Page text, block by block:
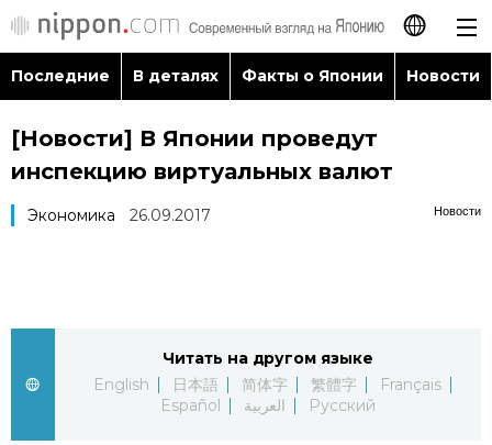
日本語
English
Español
العربية
Последние
Факты о Японии
Новости
Последние В деталях Факты о Японии Новости
[Новости] В Японии проведут
инспекцию виртуальных валют
Новости
Экономика 26.09.2017
Читать на другом языке
English
日本語 简体字 繁體字
Français
Español
العربية Русский